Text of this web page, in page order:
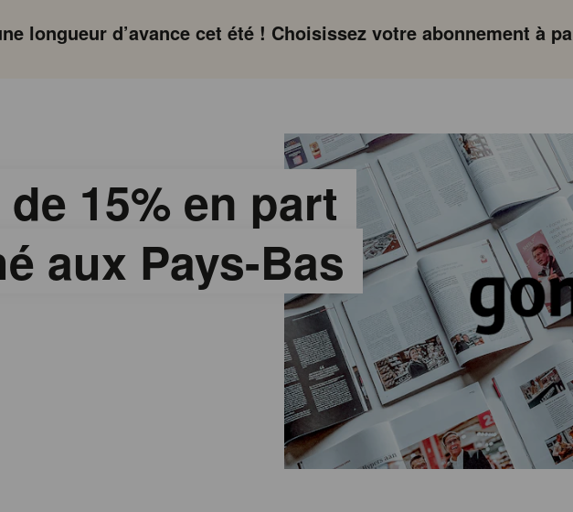
longueur d’avance cet été ! Choisissez votre abonnement à
15% en part
aux Pays-Bas